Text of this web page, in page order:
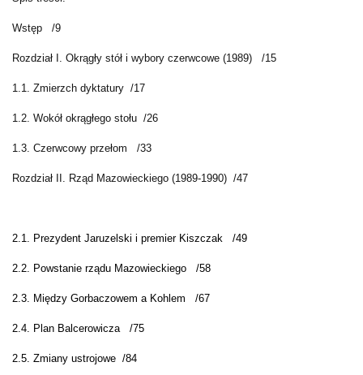
Wstęp /9
Rozdział I. Okrągły stół i wybory czerwcowe (1989) /15
1.1. Zmierzch dyktatury /17
1.2. Wokół okrągłego stołu /26
1.3. Czerwcowy przełom /33
Rozdział II. Rząd Mazowieckiego (1989-1990) /47
2.1. Prezydent Jaruzelski i premier Kiszczak /49
2.2. Powstanie rządu Mazowieckiego /58
2.3. Między Gorbaczowem a Kohlem /67
2.4. Plan Balcerowicza /75
2.5. Zmiany ustrojowe /84